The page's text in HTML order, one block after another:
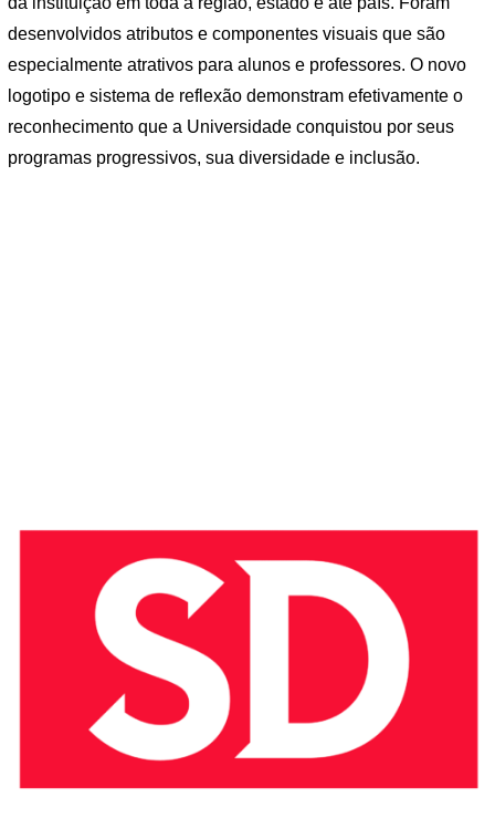
desenvolvidos atributos e componentes visuais que são
especialmente atrativos para alunos e professores. O novo
logotipo e sistema de reflexão demonstram efetivamente o
reconhecimento que a Universidade conquistou por seus
programas progressivos, sua diversidade e inclusão.